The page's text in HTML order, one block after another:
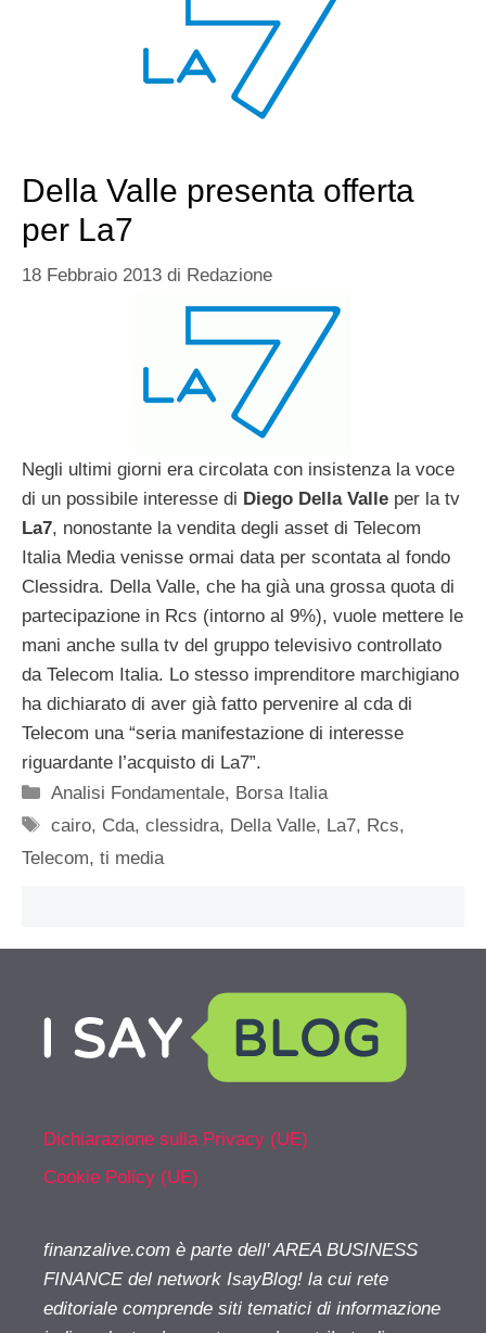
Della Valle presenta offerta
per La7
18 Febbraio 2013 di Redazione
Negli ultimi giorni era circolata con insistenza la voce
di un possibile interesse di Diego Della Valle per la tv
La7, nonostante la vendita degli asset di Telecom
Italia Media venisse ormai data per scontata al fondo
Clessidra. Della Valle, che ha già una grossa quota di
partecipazione in Rcs (intorno al 9%), vuole mettere le
mani anche sulla tv del gruppo televisivo controllato
da Telecom Italia. Lo stesso imprenditore marchigiano
ha dichiarato di aver già fatto pervenire al cda di
Telecom una “seria manifestazione di interesse
riguardante l’acquisto di La7”.
Categorie
Analisi Fondamentale, Borsa Italia
Tag
cairo, Cda,clessidra, Della Valle, La7, Rcs,
Telecom, ti media
Dichiarazione sulla Privacy (UE)
Cookie Policy (UE)
finanzalive.com è parte dell' AREA BUSINESS
FINANCE del network IsayBlog! la cui rete
editoriale comprende siti tematici di informazione